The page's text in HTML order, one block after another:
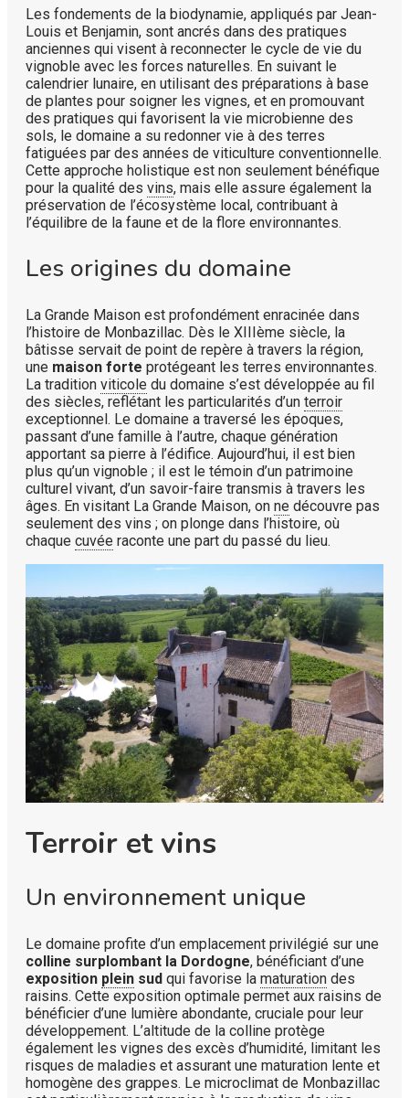
Les fondements de la biodynamie, appliqués par Jean-
Louis et Benjamin, sont ancrés dans des pratiques
anciennes qui visent à reconnecter le cycle de vie du
vignoble avec les forces naturelles. En suivant le
calendrier lunaire, en utilisant des préparations à base
de plantes pour soigner les vignes, et en promouvant
des pratiques qui favorisent la vie microbienne des
sols, le domaine a su redonner vie à des terres
fatiguées par des années de viticulture conventionnelle.
Cette approche holistique est non seulement bénéfique
pour la qualité des vins, mais elle assure également la
préservation de l’écosystème local, contribuant à
l’équilibre de la faune et de la flore environnantes.
Les origines du domaine
La Grande Maison est profondément enracinée dans
l’histoire de Monbazillac. Dès le XIIIème siècle, la
bâtisse servait de point de repère à travers la région,
une maison forte protégeant les terres environnantes.
La tradition viticole du domaine s’est développée au fil
des siècles, reflétant les particularités d’un terroir
exceptionnel. Le domaine a traversé les époques,
passant d’une famille à l’autre, chaque génération
apportant sa pierre à l’édifice. Aujourd’hui, il est bien
plus qu’un vignoble ; il est le témoin d’un patrimoine
culturel vivant, d’un savoir-faire transmis à travers les
âges. En visitant La Grande Maison, on ne découvre pas
seulement des vins ; on plonge dans l’histoire, où
chaque cuvée raconte une part du passé du lieu.
Terroir et vins
Un environnement unique
Le domaine profite d’un emplacement privilégié sur une
colline surplombant la Dordogne, bénéficiant d’une
exposition plein sud qui favorise la maturation des
raisins. Cette exposition optimale permet aux raisins de
bénéficier d’une lumière abondante, cruciale pour leur
développement. L’altitude de la colline protège
également les vignes des excès d’humidité, limitant les
risques de maladies et assurant une maturation lente et
homogène des grappes. Le microclimat de Monbazillac